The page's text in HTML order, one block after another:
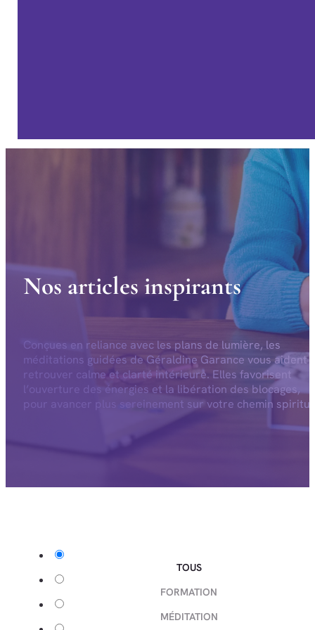
Nos articles inspirants
Conçues en reliance avec les plans de lumière, les
méditations guidées de Géraldine Garance vous aident
retrouver calme et clarté intérieure. Elles favorisent
l’ouverture des énergies et la libération des blocages,
pour avancer plus sereinement sur votre chemin
TOUS
FORMATION
MÉDITATION